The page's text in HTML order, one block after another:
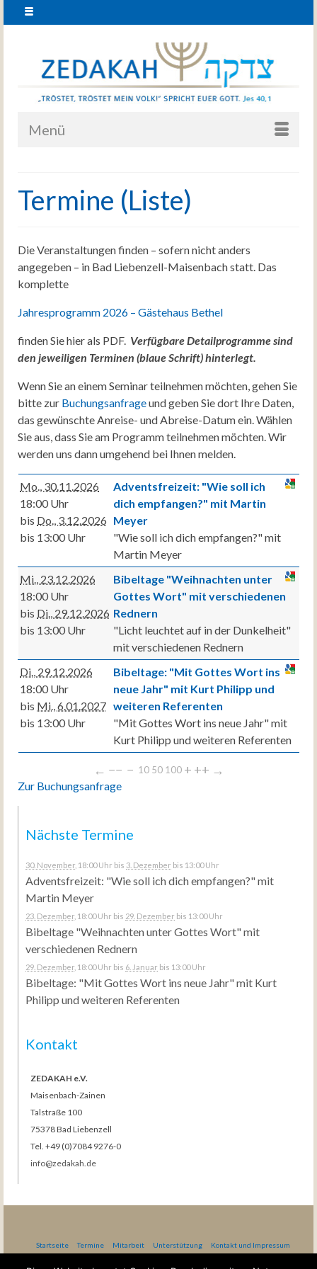
Menü
Termine (Liste)
Die Veranstaltungen finden – sofern nicht anders
angegeben – in Bad Liebenzell-Maisenbach statt. Das
komplette
Jahresprogramm 2026 – Gästehaus Bethel
finden Sie hier als PDF. Verfügbare Detailprogramme sind
den jeweiligen Terminen (blaue Schrift) hinterlegt.
Wenn Sie an einem Seminar teilnehmen möchten, gehen Sie
bitte zur Buchungsanfrageund geben Sie dort Ihre Daten,
das gewünschte Anreise- und Abreise-Datum ein. Wählen
Sie aus, dass Sie am Programm teilnehmen möchten. Wir
werden uns dann umgehend bei Ihnen melden.
Mo., 30.11.2026
18:00 Uhr
bis Do., 3.12.2026
bis 13:00 Uhr
Adventsfreizeit: "Wie soll ich
dich empfangen?" mit Martin
Meyer
"Wie soll ich dich empfangen?" mit
Martin Meyer
Mi., 23.12.2026
18:00 Uhr
bis Di., 29.12.2026
bis 13:00 Uhr
Bibeltage "Weihnachten unter
Gottes Wort" mit verschiedenen
Rednern
"Licht leuchtet auf in der Dunkelheit"
mit verschiedenen Rednern
Di., 29.12.2026
18:00 Uhr
bis Mi., 6.01.2027
bis 13:00 Uhr
Bibeltage: "Mit Gottes Wort ins
neue Jahr" mit Kurt Philipp und
weiteren Referenten
"Mit Gottes Wort ins neue Jahr" mit
Kurt Philipp und weiteren Referenten
← −− − 10 50 100 + ++ →
Zur Buchungsanfrage
Nächste Termine
30. November , 18:00 Uhr bis 3. Dezember bis 13:00 Uhr
Adventsfreizeit: "Wie soll ich dich empfangen?" mit
Martin Meyer
23. Dezember , 18:00 Uhr bis 29. Dezember bis 13:00 Uhr
Bibeltage "Weihnachten unter Gottes Wort" mit
verschiedenen Rednern
29. Dezember , 18:00 Uhr bis 6. Januar bis 13:00 Uhr
Bibeltage: "Mit Gottes Wort ins neue Jahr" mit Kurt
Philipp und weiteren Referenten
Kontakt
ZEDAKAH e.V.
Maisenbach-Zainen
Talstraße 100
75378 Bad Liebenzell
Tel. +49 (0)7084 9276-0
info@zedakah.de
Startseite Termine Mitarbeit Unterstützung Kontakt und Impressum